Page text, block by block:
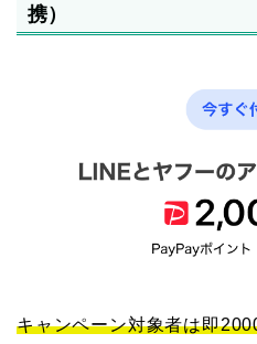
携）
キャンペーン対象者は即